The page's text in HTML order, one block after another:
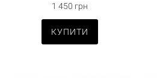
1 450 грн
КУПИТИ